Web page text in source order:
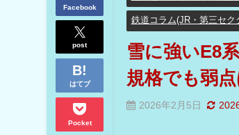
Facebook
post
はてブ
Pocket
鉄道コラム(JR・第三セク
雪に強いE8
規格でも弱
2026年2月5日